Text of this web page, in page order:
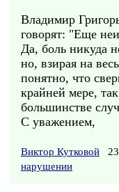
Владимир
говорят: "Еще
Да, боль никуда
но, взирая на
понятно, что
крайней мере,
большинстве
С уважением,
Виктор Кутковой
нарушении